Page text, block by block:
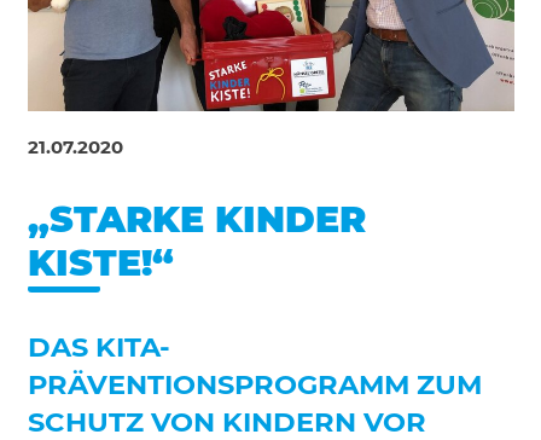
21.07.2020
„STARKE KINDER
KISTE!“
DAS KITA-
PRÄVENTIONSPROGRAMM ZUM
SCHUTZ VON KINDERN VOR